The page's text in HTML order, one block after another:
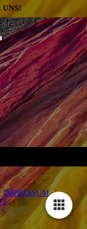
UNS!
IMPRESSUM|
© 2026
ein optimales
von Drittanbietern werden
aktiviert ist. Die
Drittland erfolgen.